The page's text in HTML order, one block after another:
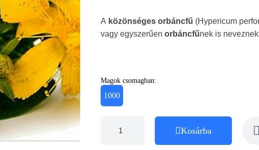
A közönséges orbáncfű (Hypericum
vagy egyszerűen orbáncfűnek is
Magok csomagban:
1000
Kosárba